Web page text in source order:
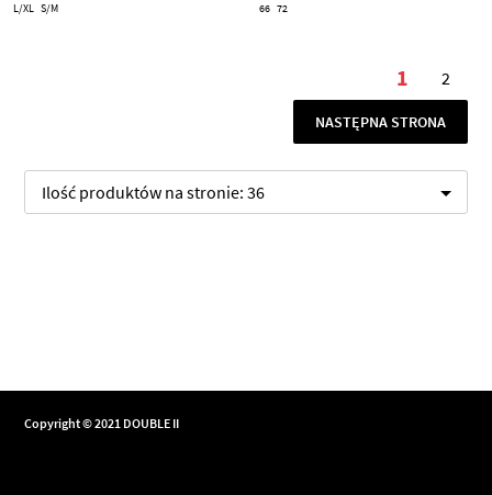
L/XL S/M 66 72
1 2
STRONA
NASTĘPNA STRONA
Ilość produktów na stronie: 36
Copyright © 2021 DOUBLE II